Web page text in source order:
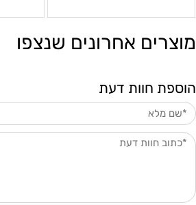
מוצרים אחרונים שנצפו
הוספת חוות דעת